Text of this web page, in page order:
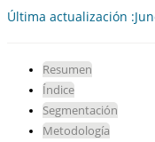
Última actualización
Resumen
Índice
Segmentación
Metodología